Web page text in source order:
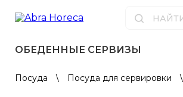
ОБЕДЕННЫЕ СЕРВИЗЫ
Посуда \ Посуда для сервировки \